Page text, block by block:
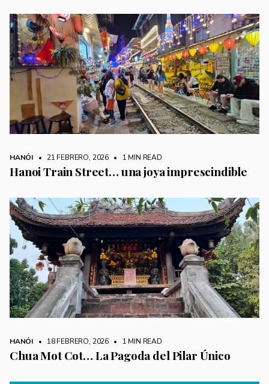
HANÓI • 21 FEBRERO, 2026 • 1 MIN READ
Hanoi Train Street… una joya imprescindible
HANÓI • 18 FEBRERO, 2026 • 1 MIN READ
Chua Mot Cot… La Pagoda del Pilar Único